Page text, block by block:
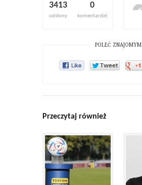
3413
odsłony
0
komentarz(e)
POLEĆ ZNAJOMYM
Przeczytaj również